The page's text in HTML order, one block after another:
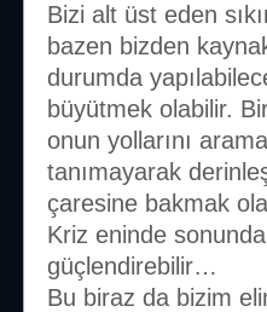
Bizi alt üst eden
bazen bizden
durumda
büyütmek olabilir.
onun yollarını
tanımayarak
çaresine bakmak
Kriz eninde
güçlendirebilir…
Bu biraz da bizim